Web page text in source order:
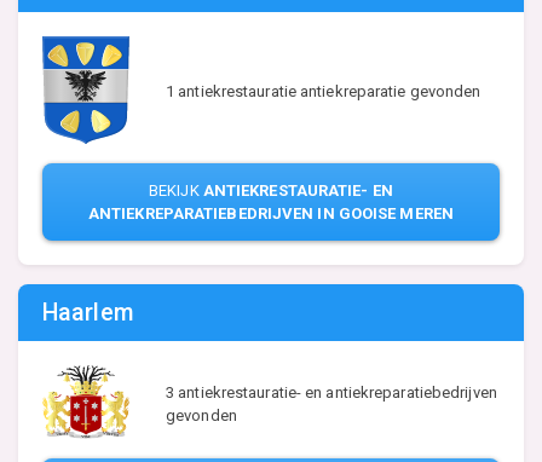
1 antiekrestauratie antiekreparatie gevonden
BEKIJK ANTIEKRESTAURATIE- EN
ANTIEKREPARATIEBEDRIJVEN IN GOOISE MEREN
Haarlem
3 antiekrestauratie- en antiekreparatiebedrijven
gevonden